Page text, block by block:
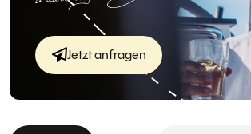
Jetzt anfragen